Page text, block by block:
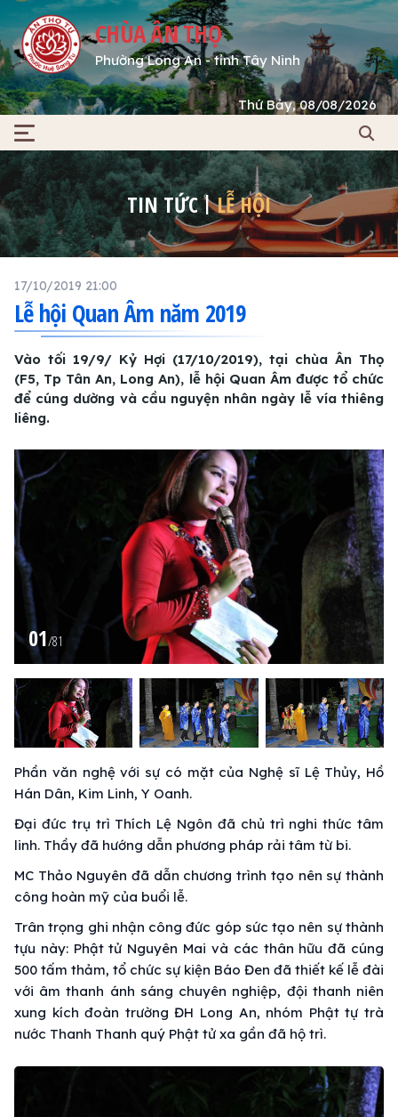
CHÙA ÂN THỌ
Phường Long An - tỉnh Tây Ninh
Thứ Bảy, 08/08/2026
TIN TỨC LỄ HỘI
17/10/2019 21:00
Lễ hội Quan Âm năm 2019
Vào tối 19/9/ Kỷ Hợi (17/10/2019), tại chùa Ân Thọ
(F5, Tp Tân An, Long An), lễ hội Quan Âm được tổ chức
để cúng dường và cầu nguyện nhân ngày lễ vía thiêng
liêng.
01/81
Phần văn nghệ với sự có mặt của Nghệ sĩ Lệ Thủy, Hồ
Hán Dân, Kim Linh, Y Oanh.
Đại đức trụ trì Thích Lệ Ngôn đã chủ trì nghi thức tâm
linh. Thầy đã hướng dẫn phương pháp rải tâm từ bi.
MC Thảo Nguyên đã dẫn chương trình tạo nên sự thành
công hoàn mỹ của buổi lễ.
Trân trọng ghi nhận công đức góp sức tạo nên sự thành
tựu này: Phật tử Nguyên Mai và các thân hữu đã cúng
500 tấm thảm, tổ chức sự kiện Báo Đen đã thiết kế lễ đài
với âm thanh ánh sáng chuyên nghiệp, đội thanh niên
xung kích đoàn trường ĐH Long An, nhóm Phật tự trà
nước Thanh Thanh quý Phật tử xa gần đã hộ trì.